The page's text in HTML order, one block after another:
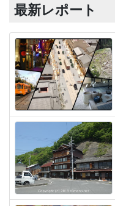
最新レポート